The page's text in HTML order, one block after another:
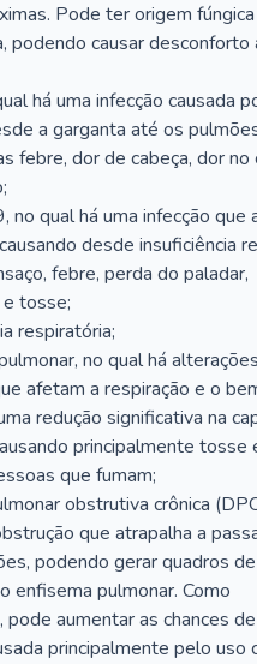
Pode ter origem
podendo causar desconforto
há uma infecção causada
a garganta até os
febre, dor de cabeça, dor no
no qual há uma infecção que
desde insuficiência
febre, perda do paladar,
tosse;
respiratória;
no qual há alterações
afetam a respiração e o
redução significativa na
principalmente tosse
que fumam;
obstrutiva crônica
que atrapalha a
podendo gerar quadros
enfisema pulmonar. Como
pode aumentar as chances
principalmente pelo uso